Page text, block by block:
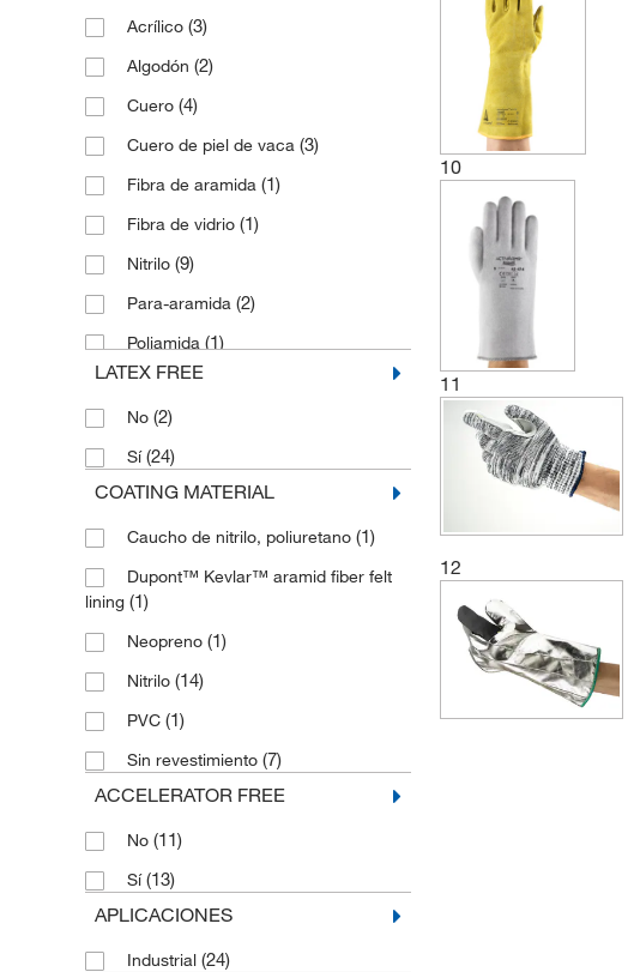
Acrílico (3)
Algodón (2)
Cuero (4)
Cuero de piel de vaca (3)
Fibra de aramida (1)
Fibra de vidrio (1)
Nitrilo (9)
Para-aramida (2)
Poliamida (1)
Poliéster(5)
LATEX FREE
No (2)
Sí(24)
COATING MATERIAL
Caucho de nitrilo, poliuretano (1)
Dupont™ Kevlar™ aramid fiber felt
lining (1)
Neopreno (1)
Nitrilo (14)
PVC (1)
Sin revestimiento (7)
ACCELERATOR FREE
No (11)
Sí(13)
APLICACIONES
Industrial (24)
10
11
12